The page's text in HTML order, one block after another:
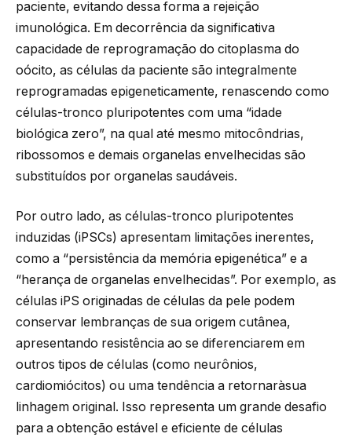
paciente, evitando dessa forma a rejeição
imunológica. Em decorrência da significativa
capacidade de reprogramação do citoplasma do
oócito, as células da paciente são integralmente
reprogramadas epigeneticamente, renascendo como
células-tronco pluripotentes com uma “idade
biológica zero”, na qual até mesmo mitocôndrias,
ribossomos e demais organelas envelhecidas são
substituídos por organelas saudáveis.
Por outro lado, as células-tronco pluripotentes
induzidas (iPSCs) apresentam limitações inerentes,
como a “persistência da memória epigenética” e a
“herança de organelas envelhecidas”. Por exemplo, as
células iPS originadas de células da pele podem
conservar lembranças de sua origem cutânea,
apresentando resistência ao se diferenciarem em
outros tipos de células (como neurônios,
cardiomiócitos) ou uma tendência a retornaràsua
linhagem original. Isso representa um grande desafio
para a obtenção estável e eficiente de células